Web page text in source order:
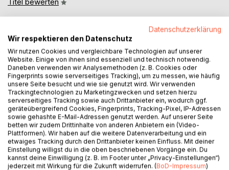
BESCHREIBUNG
No hay Gurú, ningún discípulo, nada fijo, nada bueno o
malo, ninguna transición a la forma, ninguna forma
separada, no hay liberación y tampoco esclavitud.
- Ribhu
Ribhu Gita, 22.7 (3)
Datenschutzerklärung
Wir respektieren den Datenschutz
Wir nutzen Cookies und vergleichbare Technologien auf unserer
Website. Einige von ihnen sind essenziell und technisch notwendig.
Daneben verwenden wir Analysemethoden (z. B. Cookies oder
Fingerprints sowie serverseitiges Tracking), um zu messen, wie häufig
unsere Seite besucht und wie sie genutzt wird. Wir verwenden
Trackingtechnologien zu Marketingzwecken und setzen hierzu
serverseitiges Tracking sowie auch Drittanbieter ein, wodurch ggf.
geräteübergreifend Cookies, Fingerprints, Tracking-Pixel, IP-Adressen
sowie gehashte E-Mail-Adressen genutzt werden. Auf unserer Seite
betten wir zudem Drittinhalte von anderen Anbietern ein (Video-
Plattformen). Wir haben auf die weitere Datenverarbeitung und ein
etwaiges Tracking durch den Drittanbieter keinen Einfluss. Mit deiner
Einstellung willigst du in die oben beschriebenen Vorgänge ein. Du
kannst deine Einwilligung (z. B. im Footer unter „Privacy-Einstellungen“)
jederzeit mit Wirkung für die Zukunft widerrufen. (BoD-Impressum)